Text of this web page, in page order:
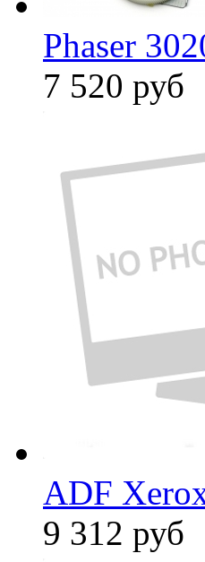
Phaser
7 520 руб
ADF
9 312 руб